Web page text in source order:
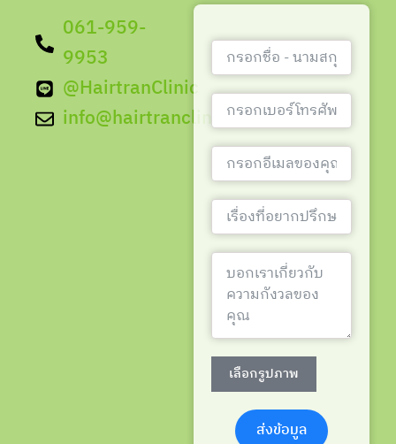
061-959-
9953
@HairtranClinic
info@hairtranclinic.com
เลือกรูปภาพ
ส่งข้อมูล